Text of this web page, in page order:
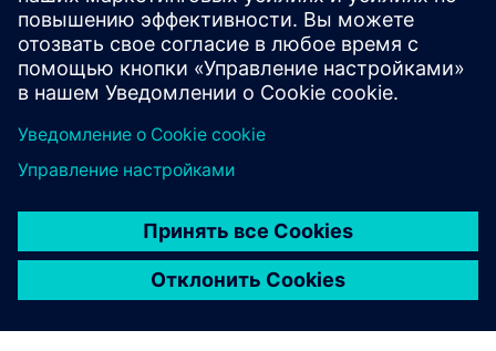
from traditional "make-to-stock" models toward a more
resilient, on...
Узнайте больше